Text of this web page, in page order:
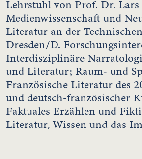
Lehrstuhl von Prof. Dr.
Medienwissenschaft und
Literatur an der
Dresden/D.
Interdisziplinäre
und Literatur; Raum- und
Französische Literatur des
und deutsch-französischer
Faktuales Erzählen und
Literatur, Wissen und das